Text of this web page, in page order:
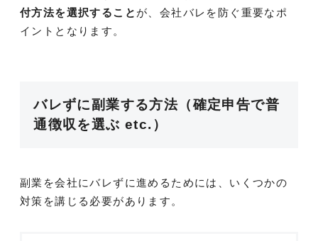
付方法を選択すること が、会社バレを防ぐ重要なポ
イントとなります。
バレずに副業する方法（確定申告で普
通徴収を選ぶ etc.）
副業を会社にバレずに進めるためには、いくつかの
対策を講じる必要があります。